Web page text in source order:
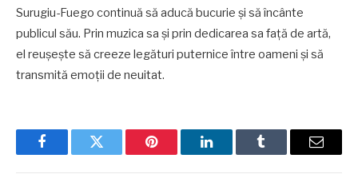
Surugiu-Fuego continuă să aducă bucurie și să încânte
publicul său. Prin muzica sa și prin dedicarea sa față de artă,
el reușește să creeze legături puternice între oameni și să
transmită emoții de neuitat.
FacebookTwitter Pinterest LinkedInTumblr Email